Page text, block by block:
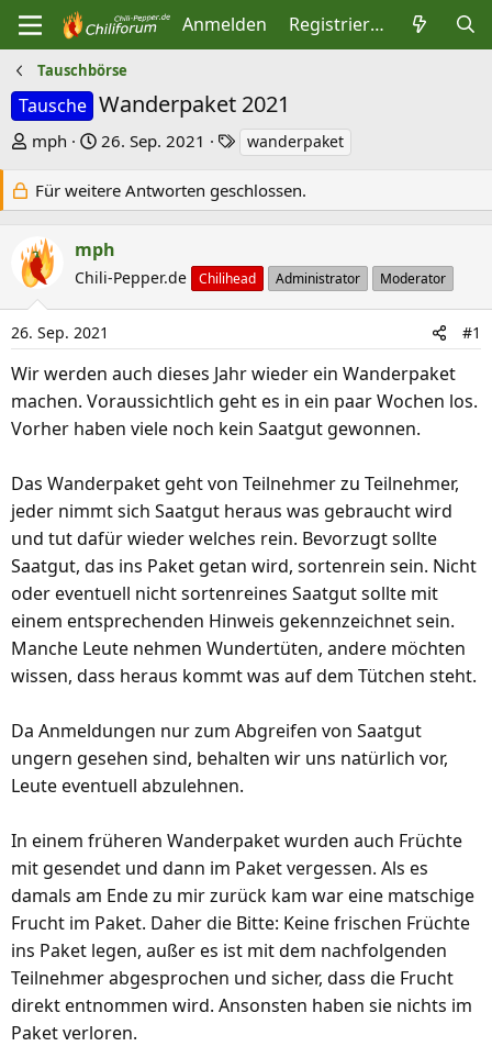
Anmelden Registrieren
Tauschbörse
Tausche Wanderpaket 2021
E
s
e
l
l
e
r
mph
E
s
e
l
t
a
m
26. Sep. 2021
h
g
w
r
t
e
wanderpaket
Für weitere Antworten geschlossen.
mph
Chili-Pepper.de Chilihead Administrator Moderator
26. Sep. 2021 #1
Wir werden auch dieses Jahr wieder ein Wanderpaket
machen. Voraussichtlich geht es in ein paar Wochen los.
Vorher haben viele noch kein Saatgut gewonnen.
Das Wanderpaket geht von Teilnehmer zu Teilnehmer,
jeder nimmt sich Saatgut heraus was gebraucht wird
und tut dafür wieder welches rein. Bevorzugt sollte
Saatgut, das ins Paket getan wird, sortenrein sein. Nicht
oder eventuell nicht sortenreines Saatgut sollte mit
einem entsprechenden Hinweis gekennzeichnet sein.
Manche Leute nehmen Wundertüten, andere möchten
wissen, dass heraus kommt was auf dem Tütchen steht.
Da Anmeldungen nur zum Abgreifen von Saatgut
ungern gesehen sind, behalten wir uns natürlich vor,
Leute eventuell abzulehnen.
In einem früheren Wanderpaket wurden auch Früchte
mit gesendet und dann im Paket vergessen. Als es
damals am Ende zu mir zurück kam war eine matschige
Frucht im Paket. Daher die Bitte: Keine frischen Früchte
ins Paket legen, außer es ist mit dem nachfolgenden
Teilnehmer abgesprochen und sicher, dass die Frucht
direkt entnommen wird. Ansonsten haben sie nichts im
Paket verloren.